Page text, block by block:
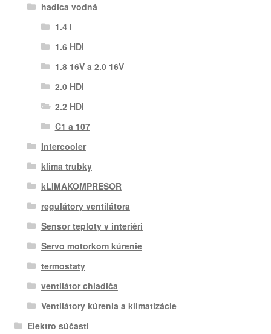
hadica vodná
1.4 i
1.6 HDI
1.8 16V a 2.0 16V
2.0 HDI
2.2 HDI
C1 a 107
Intercooler
klima trubky
kLIMAKOMPRESOR
regulátory ventilátora
Sensor teploty v interiéri
Servo motorkom kúrenie
termostaty
ventilátor chladiča
Ventilátory kúrenia a klimatizácie
Elektro súčasti